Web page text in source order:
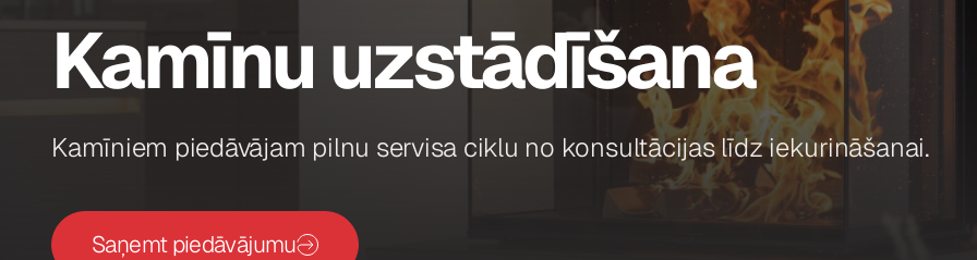
Kamīnu uzstādīšana
Kamīniem piedāvājam pilnu servisa ciklu no konsultācijas līdz iekurināšanai.
Saņemt piedāvājumu